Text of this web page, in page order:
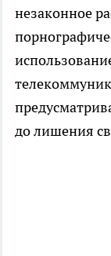
незаконное
до лишения